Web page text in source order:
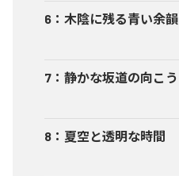
6 ： 木陰に残る青い余韻
7 ： 静かな坂道の向こう
8 ： 夏空と透明な時間